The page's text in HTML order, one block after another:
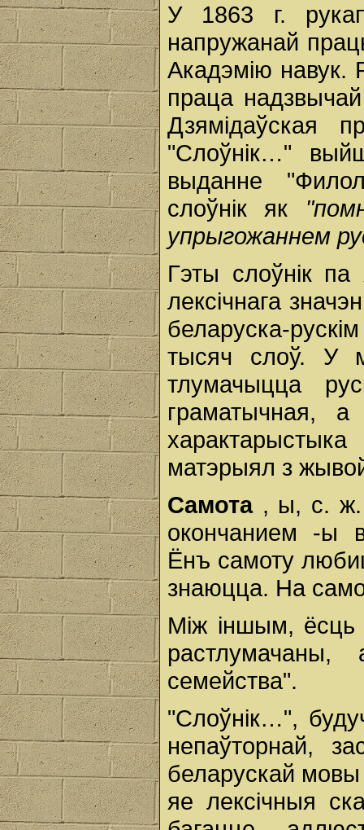
У 1863 г.
напружанай
Акадэмію навук.
праца
Дзямідаўская
"Слоўнік…"
выданне
слоўнік як
упрыгожаннем
Гэты слоўнік
лексічнага
беларуска-
тысяч слоў. У
тлумачыцца
граматычная, а
матэрыял з
Самота , ы, с. ж.
окончанием -ы
Ёнъ самоту
знаюцца. На
Між іншым, ёсць
семейства".
"Слоўнік…",
непаўторнай,
беларускай мовы
яе лексічныя